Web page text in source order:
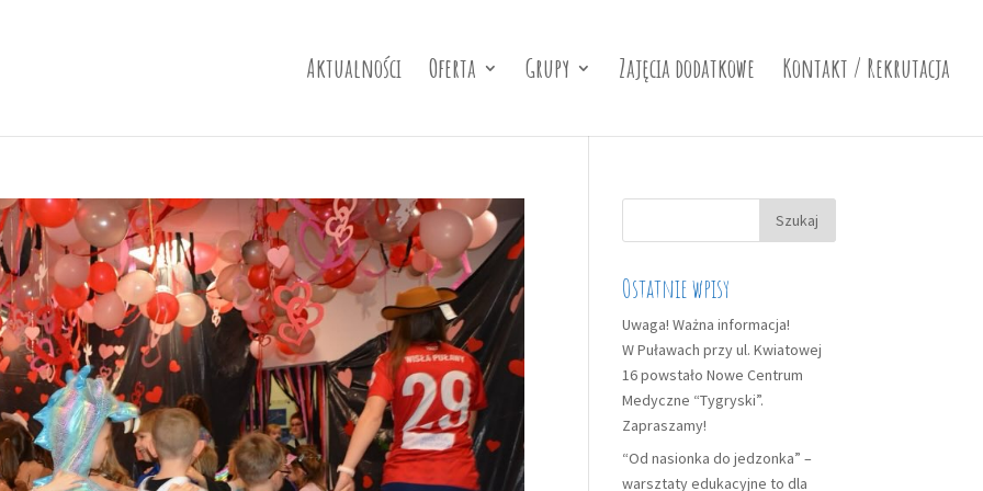
Aktualności Oferta Grupy Zajęcia dodatkowe Kontakt / Rekrutacja
Szukaj:
Ostatnie wpisy
Uwaga! Ważna informacja!
W Puławach przy ul. Kwiatowej
16 powstało Nowe Centrum
Medyczne “Tygryski”.
Zapraszamy!
“Od nasionka do jedzonka” –
warsztaty edukacyjne to dla